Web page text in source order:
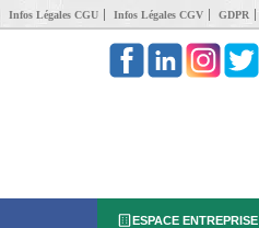
Infos Légales CGU Infos Légales CGV GDPR
ESPACE ENTREPRISE